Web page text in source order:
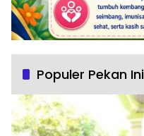
Populer Pekan Ini